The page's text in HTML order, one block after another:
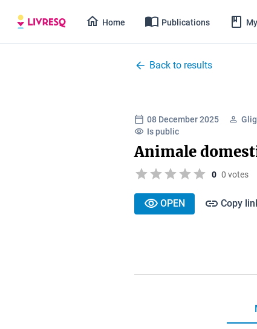
Home Publications
Back to results
08 December 2025
Is public
Animale
0 0 votes
OPEN Copy